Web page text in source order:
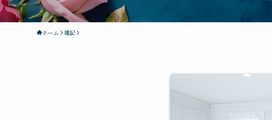
ホーム 雑記